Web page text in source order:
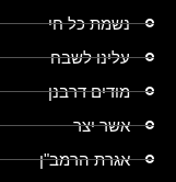
נשמת כל חי
עלינו לשבח
מודים דרבנן
אשר יצר
אגרת הרמב"ן